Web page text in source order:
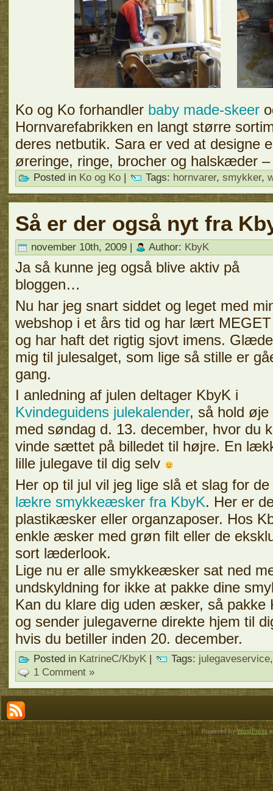
Ko og Ko forhandler baby made-skeer
Hornvarefabrikken en langt større
deres netbutik. Sara er ved at designe
øreringe, ringe, brocher og halskæder
Posted in Ko og Ko Tags: hornvarer, smykker,
Så er der også nyt fra
november 10th, 2009 | Author: KbyK
Ja så kunne jeg også blive aktiv på
bloggen…
Nu har jeg snart siddet og leget med
webshop i et års tid og har lært MEGET
og har haft det rigtig sjovt imens.
mig til julesalget, som lige så stille er
gang.
I anledning af julen deltager KbyK i
Kvindeguidens julekalender, så hold øje
med søndag d. 13. december, hvor du
vinde sættet på billedet til højre. En
lille julegave til dig selv
Her op til jul vil jeg lige slå et slag for de
lækre smykkeæsker fra KbyK. Her er
plastikæsker eller organzaposer. Hos
enkle æsker med grøn filt eller de
sort læderlook.
Lige nu er alle smykkeæsker sat ned
undskyldning for ikke at pakke dine
Kan du klare dig uden æsker, så
og sender julegaverne direkte hjem til
hvis du betiller inden 20. december.
Posted in KatrineC/KbyK Tags: julegaveservice
1 Comment »
Powered byWordPress